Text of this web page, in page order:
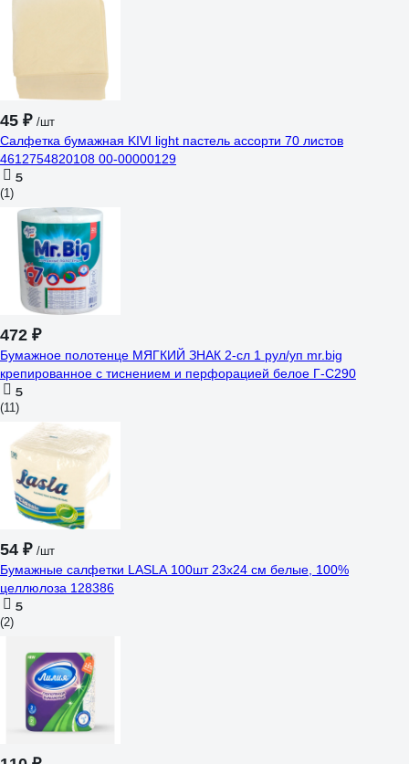
45 ₽ /шт
Салфетка бумажная KIVI light пастель ассорти 70 листов
4612754820108 00-00000129
5
(1)
472 ₽
Бумажное полотенце МЯГКИЙ ЗНАК 2-сл 1 рул/уп mr.big
крепированное с тиснением и перфорацией белое Г-С290
5
(11)
54 ₽ /шт
Бумажные салфетки LASLA 100шт 23х24 см белые, 100%
целлюлоза 128386
5
(2)